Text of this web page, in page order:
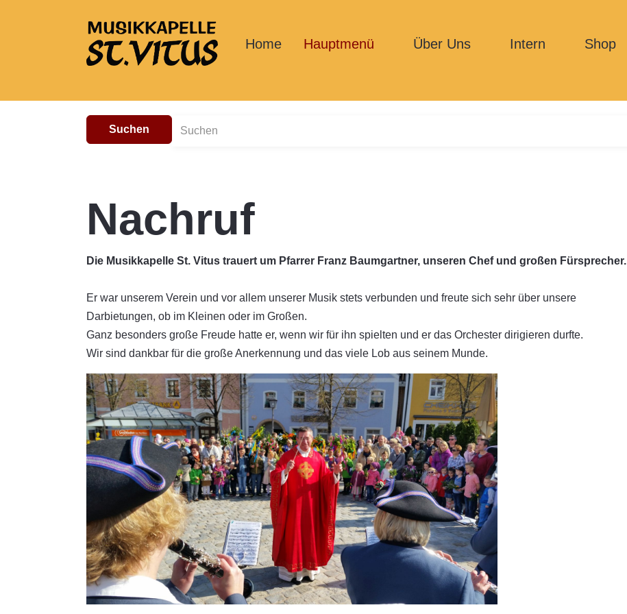
Home Hauptmenü Über Uns Intern Shop
Suchen
Nachruf
Die Musikkapelle St. Vitus trauert um Pfarrer Franz Baumgartner, unseren Chef und großen Fürsprecher.
Er war unserem Verein und vor allem unserer Musik stets verbunden und freute sich sehr über unsere
Darbietungen, ob im Kleinen oder im Großen.
Ganz besonders große Freude hatte er, wenn wir für ihn spielten und er das Orchester dirigieren durfte.
Wir sind dankbar für die große Anerkennung und das viele Lob aus seinem Munde.